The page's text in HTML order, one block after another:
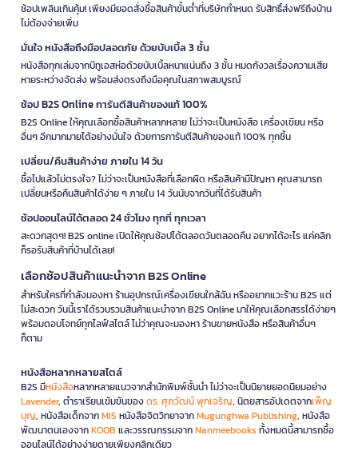
ช้อปเพลินเกินคุ้ม! เพียงมียอดสั่งซื้อสินค้าขั้นต่ำที่บริษัทกำหนด รับสิทธิ์ส่งฟรีถึงบ้าน
ไม่ต้องจ่ายเพิ่ม
มั่นใจ หนังสือถึงมือปลอดภัย ด้วยบับเบิ้ล 3 ชั้น
หนังสือทุกเล่มจากบีทูเอสห่อด้วยบับเบิ้ลหนาแน่นถึง 3 ชั้น หมดกังวลเรื่องความเสีย
หายระหว่างจัดส่ง พร้อมส่งตรงถึงมือคุณในสภาพสมบูรณ์
ช้อป B2S Online การันตีสินค้าของแท้ 100%
B2S Online ให้คุณเลือกซื้อสินค้าหลากหลาย ไม่ว่าจะเป็นหนังสือ เครื่องเขียน หรือ
อื่นๆ อีกมากมายได้อย่างมั่นใจ ด้วยการการันตีสินค้าของแท้ 100% ทุกชิ้น
เปลี่ยน/คืนสินค้าง่าย ภายใน 14 วัน
ซื้อไปแล้วไม่ตรงใจ? ไม่ว่าจะเป็นหนังสือที่เลือกผิด หรือสินค้ามีปัญหา คุณสามารถ
เปลี่ยนหรือคืนสินค้าได้ง่าย ๆ ภายใน 14 วันนับจากวันที่ได้รับสินค้า
ช้อปออนไลน์ได้ตลอด 24 ชั่วโมง ทุกที่ ทุกเวลา
สะดวกสุดๆ! B2S online เปิดให้คุณช้อปได้ตลอดวันตลอดคืน อยากได้อะไร แค่คลิก
ก็รอรับสินค้าที่บ้านได้เลย!
เลือกช้อปสินค้าแนะนำจาก B2S Online
สำหรับใครที่กำลังมองหา ร้านอุปกรณ์เครื่องเขียนใกล้ฉัน หรืออยากแวะร้าน B2S แต่
ไม่สะดวก วันนี้เราได้รวบรวมสินค้าแนะนำจาก B2S Online มาให้คุณเลือกสรรได้ง่ายๆ
พร้อมตอบโจทย์ทุกไลฟ์สไตล์ ไม่ว่าคุณจะมองหา ร้านขายหนังสือ หรือสินค้าอื่นๆ
ก็ตาม
หนังสือหลากหลายสไตล์
B2S มีหนังสือหลากหลายแนวจากสำนักพิมพ์ชั้นนำ ไม่ว่าจะเป็นนิยายยอดนิยมอย่าง
Lavender, ตำราเรียนเข้มข้นของดร. ศุภวัฒน์ พุกเจริญ, นิตยสารอัปเดตจากเพ็ญ
บุญ, หนังสือเด็กจากMIS หนังสือจิตวิทยาจากMugunghwa Publishing, หนังสือ
พัฒนาตนเองจากKOOB และวรรณกรรมจากNanmeebooks ทั้งหมดนี้สามารถซื้อ
ออนไลน์ได้อย่างง่ายดายเพียงคลิกเดียว